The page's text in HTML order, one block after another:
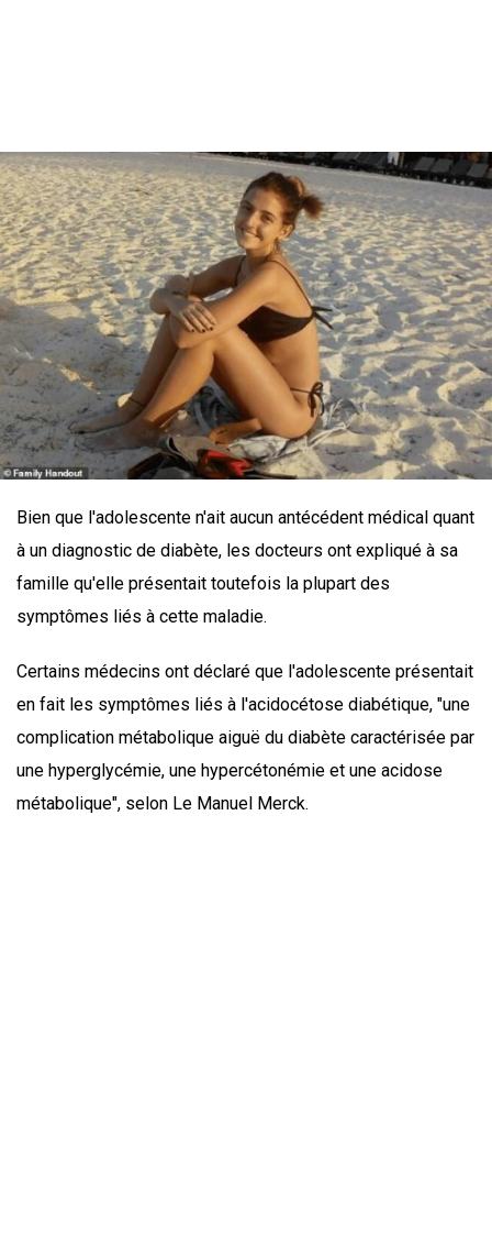
Bien que l'adolescente n'ait aucun antécédent médical quant
à un diagnostic de diabète, les docteurs ont expliqué à sa
famille qu'elle présentait toutefois la plupart des
symptômes liés à cette maladie.
Certains médecins ont déclaré que l'adolescente présentait
en fait les symptômes liés à l'acidocétose diabétique, "une
complication métabolique aiguë du diabète caractérisée par
une hyperglycémie, une hypercétonémie et une acidose
métabolique", selon Le Manuel Merck.